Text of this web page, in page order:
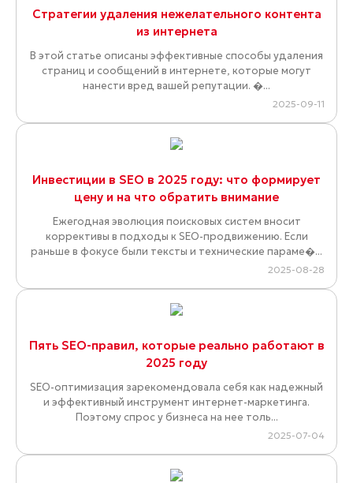
Стратегии удаления нежелательного контента
из интернета
В этой статье описаны эффективные способы удаления
страниц и сообщений в интернете, которые могут
нанести вред вашей репутации. �...
2025-09-11
Инвестиции в SEO в 2025 году: что формирует
цену и на что обратить внимание
Ежегодная эволюция поисковых систем вносит
коррективы в подходы к SEO-продвижению. Если
раньше в фокусе были тексты и технические параме�...
2025-08-28
Пять SEO-правил, которые реально работают в
2025 году
SEO-оптимизация зарекомендовала себя как надежный
и эффективный инструмент интернет-маркетинга.
Поэтому спрос у бизнеса на нее толь...
2025-07-04